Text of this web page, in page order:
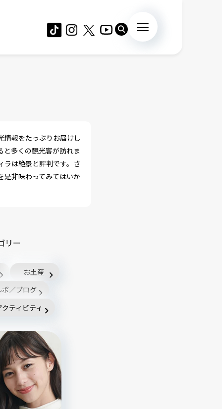
情報をたっぷりお届けし
多くの観光客が訪れま
ラは絶景と評判です。さ
是非味わってみてはいか
リー
お土産
／ブログ
ティビティ